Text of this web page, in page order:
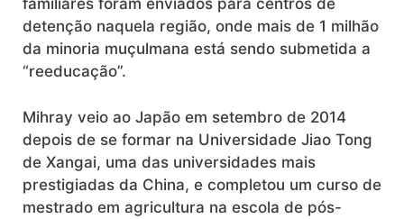
familiares foram enviados para centros de
detenção naquela região, onde mais de 1 milhão
da minoria muçulmana está sendo submetida a
“reeducação”.
Mihray veio ao Japão em setembro de 2014
depois de se formar na Universidade Jiao Tong
de Xangai, uma das universidades mais
prestigiadas da China, e completou um curso de
mestrado em agricultura na escola de pós-